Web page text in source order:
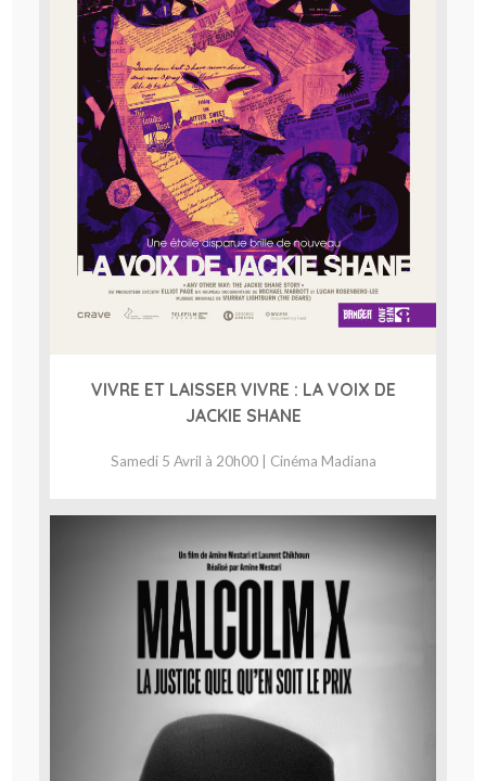
VIVRE ET LAISSER VIVRE : LA VOIX DE
JACKIE SHANE
Samedi 5 Avril à 20h00 | Cinéma Madiana